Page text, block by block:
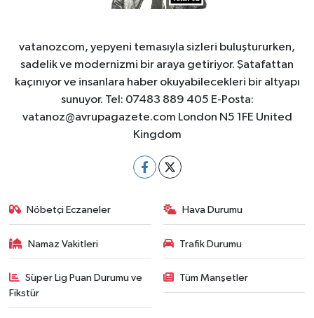
vatanozcom, yepyeni temasıyla sizleri buluştururken,
sadelik ve modernizmi bir araya getiriyor. Şatafattan
kaçınıyor ve insanlara haber okuyabilecekleri bir altyapı
sunuyor. Tel: 07483 889 405 E-Posta:
vatanoz@avrupagazete.com London N5 1FE United
Kingdom
Nöbetçi Eczaneler Hava Durumu
Namaz Vakitleri Trafik Durumu
Süper Lig Puan Durumu ve
Fikstür
Tüm Manşetler